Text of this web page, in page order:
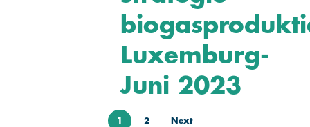
Luxemburg-
Juni 2023
1 2 Next